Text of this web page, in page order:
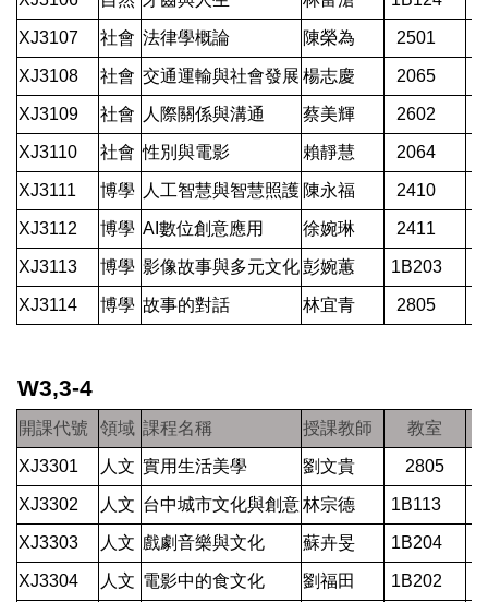
XJ3107 社會 法律學概論 陳榮為 2501
XJ3108 社會 交通運輸與社會發展 楊志慶 2065
XJ3109 社會 人際關係與溝通 蔡美輝 2602
XJ3110 社會 性別與電影 賴靜慧 2064
XJ3111 博學 人工智慧與智慧照護 陳永福 2410
XJ3112 博學 AI數位創意應用 徐婉琳 2411
XJ3113 博學 影像故事與多元文化彭婉蕙 1B203
XJ3114 博學 故事的對話 林宜青 2805
W3,3-4
開課代號 領域 課程名稱 授課教師 教室
XJ3301 人文 實用生活美學 劉文貴 2805
XJ3302 人文 台中城市文化與創意林宗德 1B113
XJ3303 人文 戲劇音樂與文化 蘇卉旻 1B204
XJ3304 人文 電影中的食文化 劉福田 1B202